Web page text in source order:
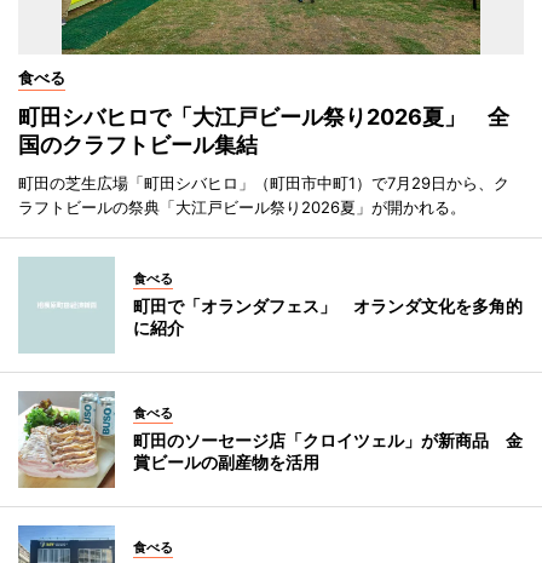
食べる
町田シバヒロで「大江戸ビール祭り2026夏」 全
国のクラフトビール集結
町田の芝生広場「町田シバヒロ」（町田市中町1）で7月29日から、ク
ラフトビールの祭典「大江戸ビール祭り2026夏」が開かれる。
食べる
町田で「オランダフェス」 オランダ文化を多角的
に紹介
食べる
町田のソーセージ店「クロイツェル」が新商品 金
賞ビールの副産物を活用
食べる